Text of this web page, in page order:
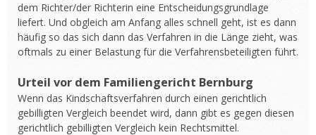
dem Richter/der Richterin eine Entscheidungsgrundlage
liefert. Und obgleich am Anfang alles schnell geht, ist es dann
häufig so das sich dann das Verfahren in die Länge zieht, was
oftmals zu einer Belastung für die Verfahrensbeteiligten führt.
Urteil vor dem Familiengericht Bernburg
Wenn das Kindschaftsverfahren durch einen gerichtlich
gebilligten Vergleich beendet wird, dann gibt es gegen diesen
gerichtlich gebilligten Vergleich kein Rechtsmittel.